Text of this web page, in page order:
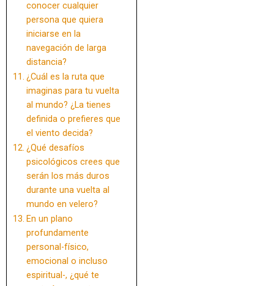
conocer cualquier
persona que quiera
iniciarse en la
navegación de larga
distancia?
¿Cuál es la ruta que
imaginas para tu vuelta
al mundo? ¿La tienes
definida o prefieres que
el viento decida?
¿Qué desafíos
psicológicos crees que
serán los más duros
durante una vuelta al
mundo en velero?
En un plano
profundamente
personal-físico,
emocional o incluso
espiritual-, ¿qué te